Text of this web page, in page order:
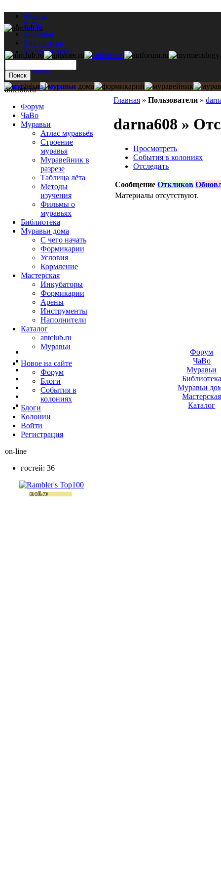
Форум
ЧаВо
Муравьи
Библиотека
Муравьи дома
Мастерская
Каталог
Главная » Пользователи »
darna608 »
Просмотреть
События в колониях
Отследить
Сообщение Откликов
Материалы отсутствуют.
antclub.ru
Форум
ЧаВо
Муравьи
Атлас муравьёв
Строение
муравья
Муравейник в
разрезе
Таблица лёта
Методы
изучения
Фильмы о
муравьях
Библиотека
Муравьи дома
С чего начать
Формикарии
Условия
Кормление
Мастерская
Инкубаторы
Формикарии
Арены
Инструменты
Наполнители
Каталог
antclub.ru
Муравьи
Новое на сайте
Форум
Блоги
События в
колониях
Блоги
Колонии
Войти
Peгиcтpaция
on-line
гостей: 36
Форум
ЧаВо
Муравьи
Библиотека
Муравьи
Мастерская
Каталог